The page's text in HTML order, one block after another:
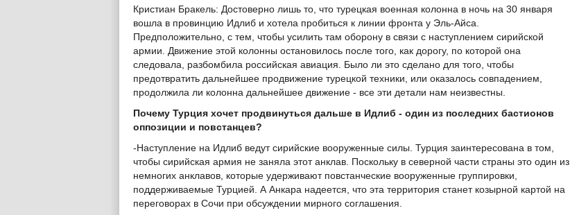
Кристиан Бракель: Достоверно лишь то, что турецкая военная колонна в ночь на 30 января
вошла в провинцию Идлиб и хотела пробиться к линии фронта у Эль-Айса.
Предположительно, с тем, чтобы усилить там оборону в связи с наступлением сирийской
армии. Движение этой колонны остановилось после того, как дорогу, по которой она
следовала, разбомбила российская авиация. Было ли это сделано для того, чтобы
предотвратить дальнейшее продвижение турецкой техники, или оказалось совпадением,
продолжила ли колонна дальнейшее движение - все эти детали нам неизвестны.
Почему Турция хочет продвинуться дальше в Идлиб - один из последних бастионов
оппозиции и повстанцев?
-Наступление на Идлиб ведут сирийские вооруженные силы. Турция заинтересована в том,
чтобы сирийская армия не заняла этот анклав. Поскольку в северной части страны это один из
немногих анклавов, которые удерживают повстанческие вооруженные группировки,
поддерживаемые Турцией. А Анкара надеется, что эта территория станет козырной картой на
переговорах в Сочи при обсуждении мирного соглашения.